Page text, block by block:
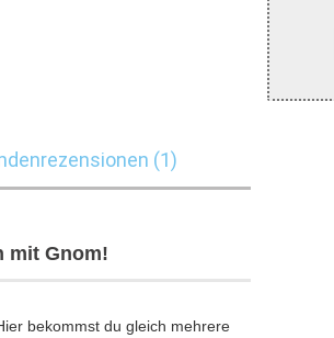
(1)
mit Gnom!
bekommst du gleich mehrere